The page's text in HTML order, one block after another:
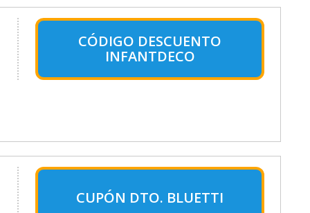
CÓDIGO DESCUENTO
INFANTDECO
CUPÓN DTO. BLUETTI